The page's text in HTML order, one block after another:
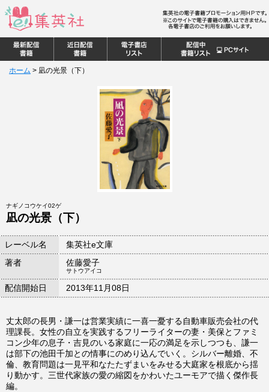
ホーム > 凪の光景（下）
ナギノコウケイ02ゲ
凪の光景（下）
レーベル名
集英社e文庫
著者
佐藤愛子
サトウアイコ
配信開始日 2013年11月08日
丈太郎の長男・謙一は営業実績に一喜一憂する自動車販売会社の代
理課長。女性の自立を実践するフリーライターの妻・美保とファミ
コン少年の息子・吉見のいる家庭に一応の満足を示しつつも、謙一
は部下の池田千加との情事にのめり込んでいく。シルバー離婚、不
倫、教育問題は一見平和なたたずまいをみせる大庭家を根底から揺
り動かす。三世代家族の愛の縮図をかわいたユーモアで描く傑作長
編。